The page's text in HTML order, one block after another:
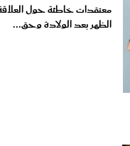
معتقدات خاطئة حول
الظهر بعد الولادة وحق...